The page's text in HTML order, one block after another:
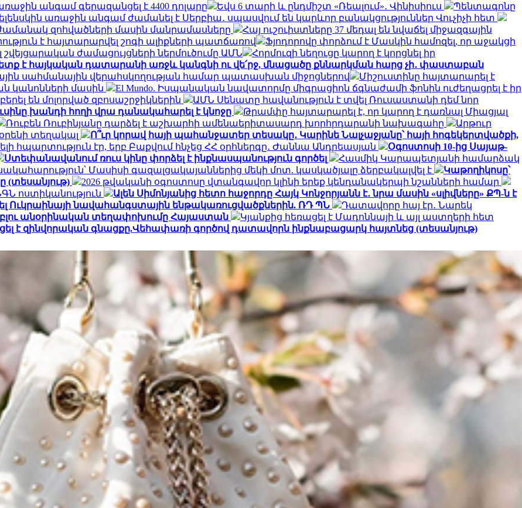
անգամ գերազանցել է 4400 դոլարը Եվս 6 տարի և ընդմիշտ «Ռեալում»․ Վինիսիուս
Պենտագոնը
առաջին անգամ ժամանել է Սերբիա․ սպասվում են կարևոր բանակցություններ Վուչիչի հետ
զոհվածների մասին մանրամասները
Հայ ուշուիստները 37 մեդալ են նվաճել միջազգային
է հայտարարվել շոգի ալիքների պատճառով
Ֆյոդորովը փորձում է Մասկին համոզել, որ աջակցի
ժամացույցների ներմուծումը ԱՄՆ
Հորմուզի նեղուցը կարող է կորցնել իր
է հայկական դատարանի առջև կանգնի ու վե՛րջ, մնացածը քննարկման հարց չի․ փաստաբան
սահմանային վերահսկողության համար պատասխան միջոցներով
Միշուստինը հայտարարել է
կանոնների մասին
El Mundo. Իսպանական նավատորմը միգրացիոն ճգնաժամի ֆոնին ուժեղացրել է իր
են մոլորված զբոսաշրջիկներին
ԱՄՆ Սենատը հավանություն է տվել Ռուսաստանի դեմ նոր
խանդի հողի վրա դանակահարել է կնոջը
Թրամփը հայտարարել է, որ կարող է դառնալ Միացյալ
Ռուբեն Ռուբինյանը դարձել է աշխարհի ամենաերիտասարդ խորհրդարանի նախագահը
Արթուր
տեղակալ
Ո՞ւր կորավ հայի պահանջատեր տեսակը․ Կարինե Նալչաջյանը՝ հայի հոգեկերտվածքի,
հպարտություն էր, երբ Բաքվում հնչեց ՀՀ օրհներգը․ Ժաննա Անդրեասյան
Օգոստոսի 10-ից Սայաթ-
Ստեփանավանում ռուս կինը փորձել է ինքնասպանություն գործել
Հասմիկ Կարապետյանի համարձակ
Մասիսի գազալցակայաններից մեկի մոտ. կասկածյալը ձերբակալվել է
Կաթողիկոսը՝
(տեսանյութ)
2026 թվականի օգոստոսը վտանգավոր կլինի երեք կենդանակերպի նշանների համար
ոստիկանություն
Ալեն Սիմոնյանից հետո հաջորդը Հայկ Կոնջորյանն է․ նրա մասին «սլիվները» ՔՊ-ն է
Ուկրաինայի նավահանգստային ենթակառուցվածքներին. ՌԴ ՊՆ
Դատավորը հայ էր․ Նարեկ
անօրինական տեղափոխումը Հայաստան
Կյանքից հեռացել է Մադոննայի և այլ աստղերի հետ
է զինվորական գնացքը.Վեհափառի գործով դատավորն ինքնաբացարկ հայտնեց (տեսանյութ)